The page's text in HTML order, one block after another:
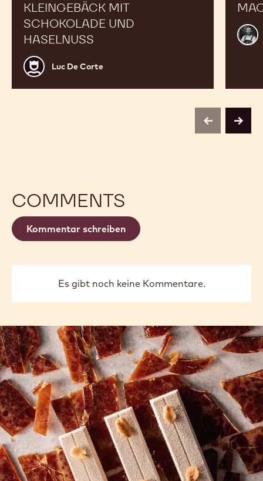
KLEINGEBÄCK MIT
SCHOKOLADE UND
HASELNUSS
Luc
De
Corte
Luc De Corte
previousnext
COMMENTS
Kommentar schreiben
Es gibt noch keine Kommentare.